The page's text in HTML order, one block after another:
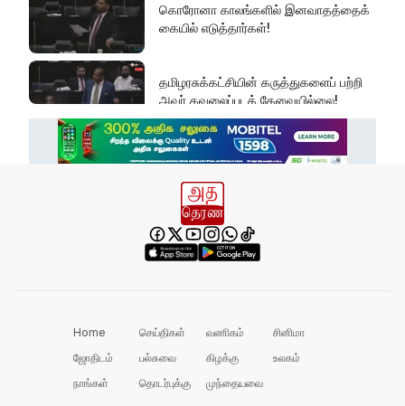
கொரோனா காலங்களில் இனவாதத்தைக்
கையில் எடுத்தார்கள்!
தமிழரசுக்கட்சியின் கருத்துகளைப் பற்றி
அவர் கவலைப்படத் தேவையில்லை!
இது அதனுடன் சம்பந்தப்பட்ட கேள்விதான்
பல மாணவர்களின் எதிர்காலம்
நாசமாகிறது!
தீண்டாமையாகும்!
தமிழர் பகுதிகளில் ஏன் இவ்வாறு
Home செய்திகள் வணிகம்
சினிமா
ஜோதிடம்
பல்சுவை கிழக்கு
உலகம்
நாங்கள்
தொடர்புக்கு முந்தையவை